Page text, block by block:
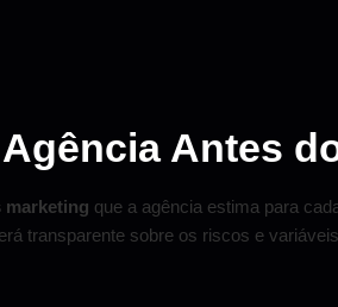
Antes
marketing que a agência estima para
transparente sobre os riscos e